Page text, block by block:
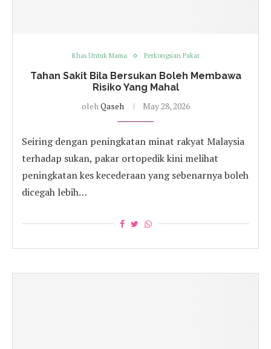
Khas Untuk Mama Perkongsian Pakar
Tahan Sakit Bila Bersukan Boleh Membawa
Risiko Yang Mahal
olehQaseh May 28, 2026
Seiring dengan peningkatan minat rakyat Malaysia
terhadap sukan, pakar ortopedik kini melihat
peningkatan kes kecederaan yang sebenarnya boleh
dicegah lebih…